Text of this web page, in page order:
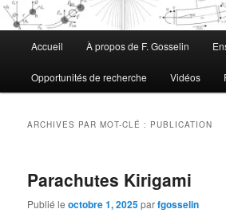
principal
Accueil À propos de F. Gosselin
Opportunités de recherche Vidéos
ARCHIVES PAR MOT-CLÉ : PUBLICATION
Parachutes Kirigami
Publié leoctobre 1, 2025parfgosselin